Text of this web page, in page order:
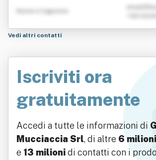
Nome e Cognome
Vedi altri contatti
Iscriviti ora
gratuitamente
Accedi a tutte le informazioni di
Mucciaccia Srl, di altre 6 milioni
e 13 milionidi contatti con i